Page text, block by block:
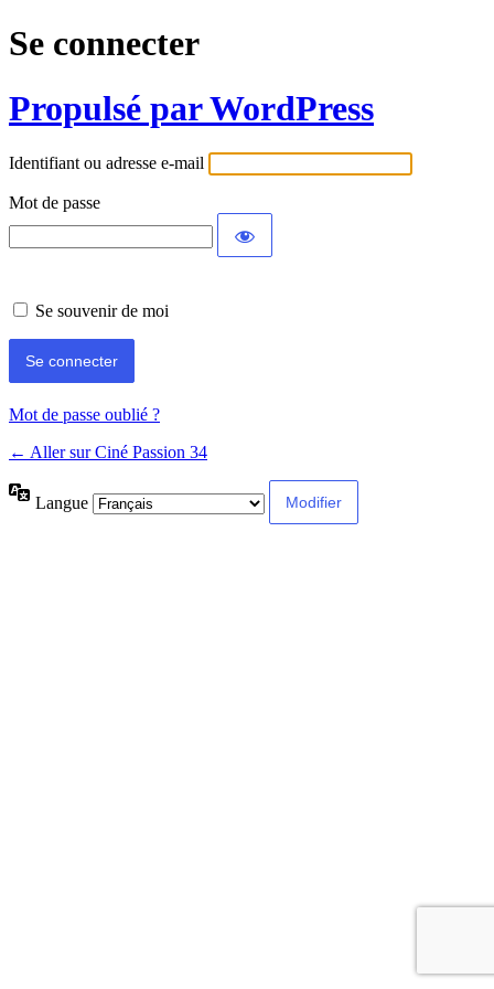
Se connecter
Propulsé par WordPress
Identifiant ou adresse e-mail
Mot de passe
Se souvenir de moi
Mot de passe oublié ?
← Aller sur Ciné Passion 34
Langue